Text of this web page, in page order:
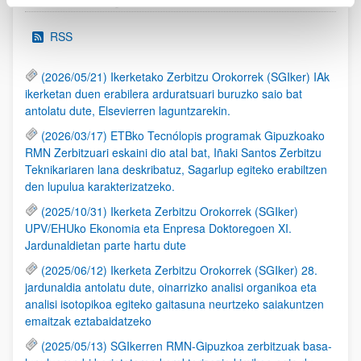
RSS
(2026/05/21) Ikerketako Zerbitzu Orokorrek (SGIker) IAk
ikerketan duen erabilera arduratsuari buruzko saio bat
antolatu dute, Elsevierren laguntzarekin.
(2026/03/17) ETBko Tecnólopis programak Gipuzkoako
RMN Zerbitzuari eskaini dio atal bat, Iñaki Santos Zerbitzu
Teknikariaren lana deskribatuz, Sagarlup egiteko erabiltzen
den lupulua karakterizatzeko.
(2025/10/31) Ikerketa Zerbitzu Orokorrek (SGIker)
UPV/EHUko Ekonomia eta Enpresa Doktoregoen XI.
Jardunaldietan parte hartu dute
(2025/06/12) Ikerketa Zerbitzu Orokorrek (SGIker) 28.
jardunaldia antolatu dute, oinarrizko analisi organikoa eta
analisi isotopikoa egiteko gaitasuna neurtzeko saiakuntzen
emaitzak eztabaidatzeko
(2025/05/13) SGIkerren RMN-Gipuzkoa zerbitzuak basa-